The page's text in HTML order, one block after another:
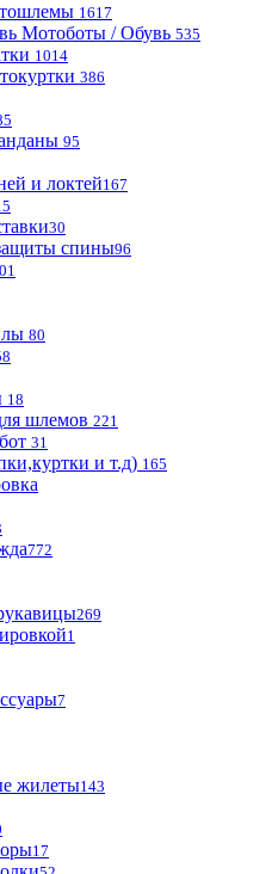
1617
Мотоботы / Обувь 535
1014
386
95
и локтей167
30
спины96
80
18
шлемов 221
31
и т.д) 165
772
269
1
7
жилеты143
17